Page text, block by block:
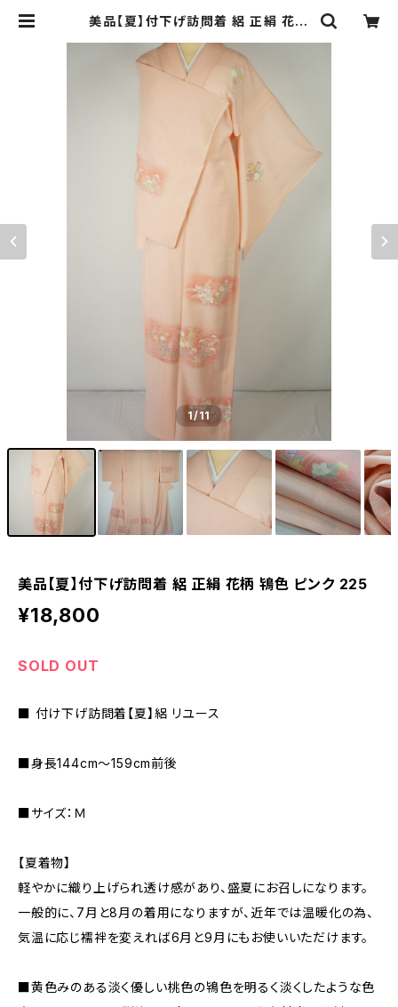
美品【夏】付下げ訪問着 絽 正絹 花柄
[online store] キモノリワ 着物 帯
1/11
美品【夏】付下げ訪問着 絽 正絹 花柄 鴇色 ピンク 225
¥18,800
SOLD OUT
■ 付け下げ訪問着【夏】絽 リユース
■身長144cm～159cm前後
■サイズ：Ｍ
【夏着物】
軽やかに織り上げられ透け感があり、盛夏にお召しになります。
一般的に、7月と8月の着用になりますが、近年では温暖化の為、
気温に応じ襦袢を変えれば6月と9月にもお使いいただけます。
■黄色みのある淡く優しい桃色の鴇色を明るく淡くしたような色